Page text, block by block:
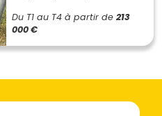
Du T1 au T4 à partir de 213
000 €